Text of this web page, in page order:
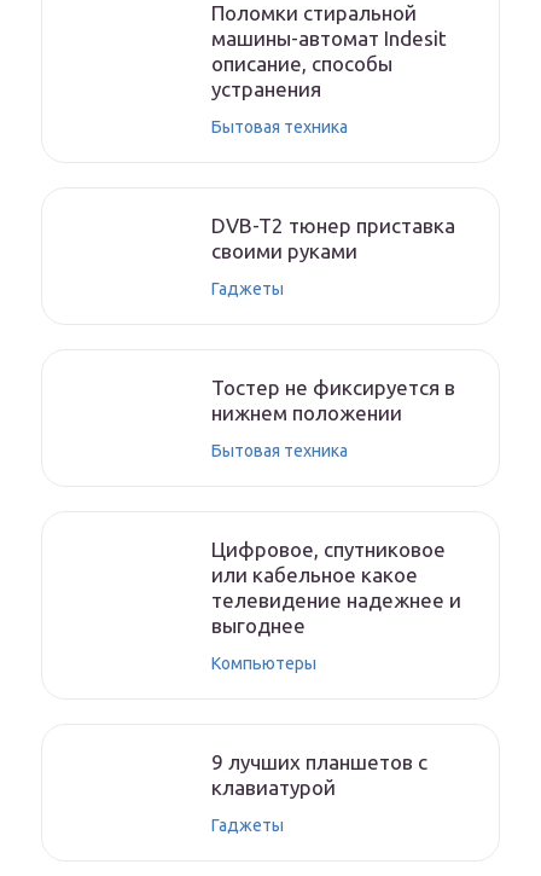
Поломки стиральной
машины-автомат Indesit
описание, способы
устранения
Бытовая техника
DVB-T2 тюнер приставка
своими руками
Гаджеты
Тостер не фиксируется в
нижнем положении
Бытовая техника
Цифровое, спутниковое
или кабельное какое
телевидение надежнее и
выгоднее
Компьютеры
9 лучших планшетов с
клавиатурой
Гаджеты